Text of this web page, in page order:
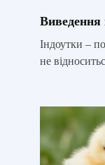
Виведення
Індоутки –
не